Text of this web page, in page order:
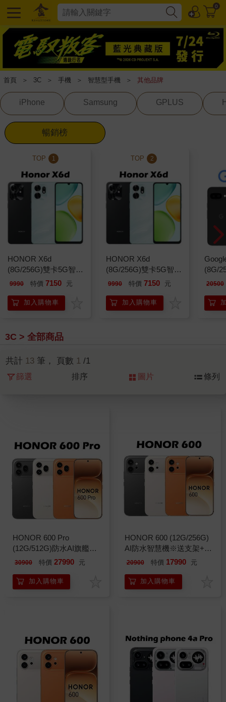
0
首頁 ＞ 3C ＞ 手機 ＞ 智慧型手機 ＞ 其他品牌
iPhone Samsung GPLUS
暢銷榜
TOP 1
HONOR X6d
(8G/256G)雙卡5G智慧
機※送支架+內附保護
9990 特價 7150 元
加入購物車
TOP 2
HONOR X6d
(8G/256G)雙卡5G智慧
機※送支架+內附保護
9990 特價 7150 元
加入購物車
(8G/
雙卡
20500
3C > 全部商品
共計 13 筆， 頁數 1 /1
篩選 排序 圖片 條列
HONOR 600 Pro
(12G/512G)防水AI旗艦機
※送支架+內附保護殼※
30900 特價 27990 元
加入購物車
HONOR 600 (12G/256G)
AI防水智慧機※送支架+內
附保護殼※
20900 特價 17990 元
加入購物車